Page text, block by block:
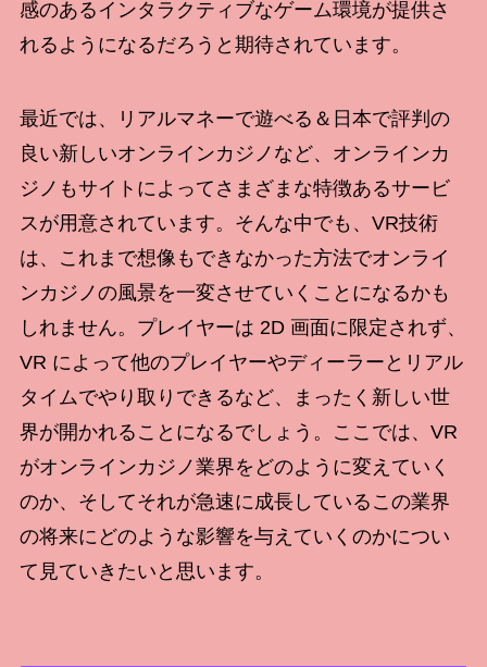
感のあるインタラクティブなゲーム環境が提供さ
れるようになるだろうと期待されています。
最近では、リアルマネーで遊べる＆日本で評判の
良い新しいオンラインカジノなど、オンラインカ
ジノもサイトによってさまざまな特徴あるサービ
スが用意されています。そんな中でも、VR技術
は、これまで想像もできなかった方法でオンライ
ンカジノの風景を一変させていくことになるかも
しれません。プレイヤーは 2D 画面に限定されず、
VR によって他のプレイヤーやディーラーとリアル
タイムでやり取りできるなど、まったく新しい世
界が開かれることになるでしょう。ここでは、VR
がオンラインカジノ業界をどのように変えていく
のか、そしてそれが急速に成長しているこの業界
の将来にどのような影響を与えていくのかについ
て見ていきたいと思います。